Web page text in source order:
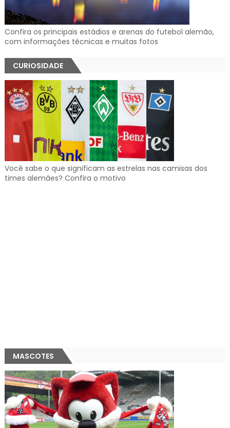
Confira os principais estádios e arenas do futebol alemão,
com informações técnicas e muitas fotos
CURIOSIDADE
Você sabe o que significam as estrelas nas camisas dos
times alemães? Confira o motivo
MASCOTES